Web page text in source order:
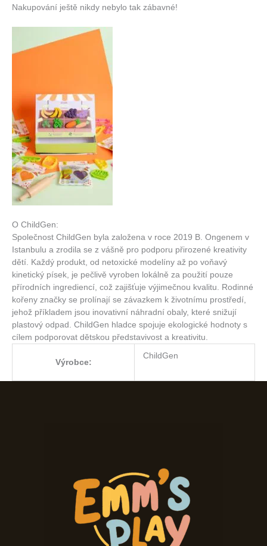
Nakupování ještě nikdy nebylo tak zábavné!
O ChildGen:
Společnost ChildGen byla založena v roce 2019 B. Ongenem v
Istanbulu a zrodila se z vášně pro podporu přirozené kreativity
dětí. Každý produkt, od netoxické modelíny až po voňavý
kinetický písek, je pečlivě vyroben lokálně za použití pouze
přírodních ingrediencí, což zajišťuje výjimečnou kvalitu. Rodinné
kořeny značky se prolínají se závazkem k životnímu prostředí,
jehož příkladem jsou inovativní náhradní obaly, které snižují
plastový odpad. ChildGen hladce spojuje ekologické hodnoty s
cílem podporovat dětskou představivost a kreativitu.
Výrobce:
ChildGen